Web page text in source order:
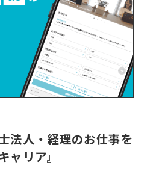
法人・経理のお仕事を
ャリア』